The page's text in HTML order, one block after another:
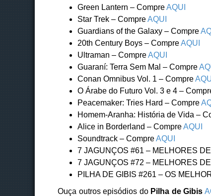
Green Lantern – CompreAQUI
Star Trek – CompreAQUI
Guardians of the Galaxy – Compre
20th Century Boys – CompreAQUI
Ultraman – CompreAQUI
Guaraní: Terra Sem Mal – Compre
Conan Omnibus Vol. 1 – Compre
O Árabe do Futuro Vol. 3 e 4 –
Peacemaker: Tries Hard – Compre
Homem-Aranha: História de Vida –
Alice in Borderland – CompreAQUI
Soundtrack – CompreAQUI
7 JAGUNÇOS #61 – MELHORES
7 JAGUNÇOS #72 – MELHORES
PILHA DE GIBIS #261 – OS
Ouça outros episódios do Pilha de Gibis